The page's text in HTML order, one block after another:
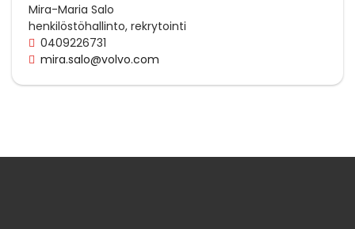
Mira-Maria Salo
henkilöstöhallinto, rekrytointi
0409226731
mira.salo@volvo.com